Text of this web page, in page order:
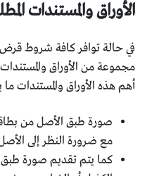
الأوراق والمستندات
في حالة توافر كافة شروط
مجموعة من الأوراق
أهم هذه الأوراق والمستندات ما
صورة طبق الأصل من
مع ضرورة النظر إلى
كما يتم تقديم صورة